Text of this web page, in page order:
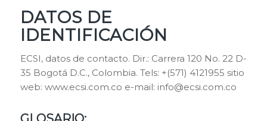
DATOS DE
IDENTIFICACIÓN
ECSI, datos de contacto. Dir.: Carrera 120 No. 22 D-
35 Bogotá D.C., Colombia. Tels: +(571) 4121955 sitio
web: www.ecsi.com.co e-mail: info@ecsi.com.co